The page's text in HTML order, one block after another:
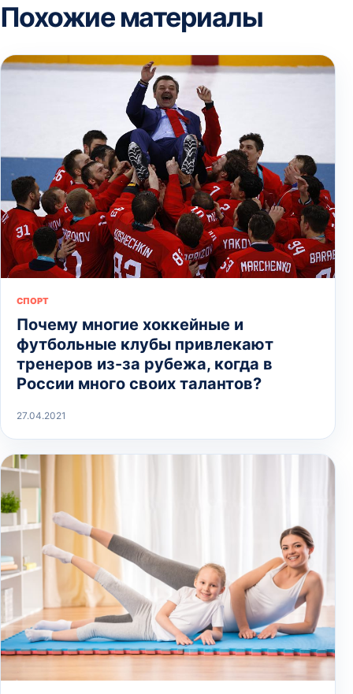
Похожие материалы
СПОРТ
Почему многие хоккейные и
футбольные клубы привлекают
тренеров из-за рубежа, когда в
России много своих талантов?
27.04.2021